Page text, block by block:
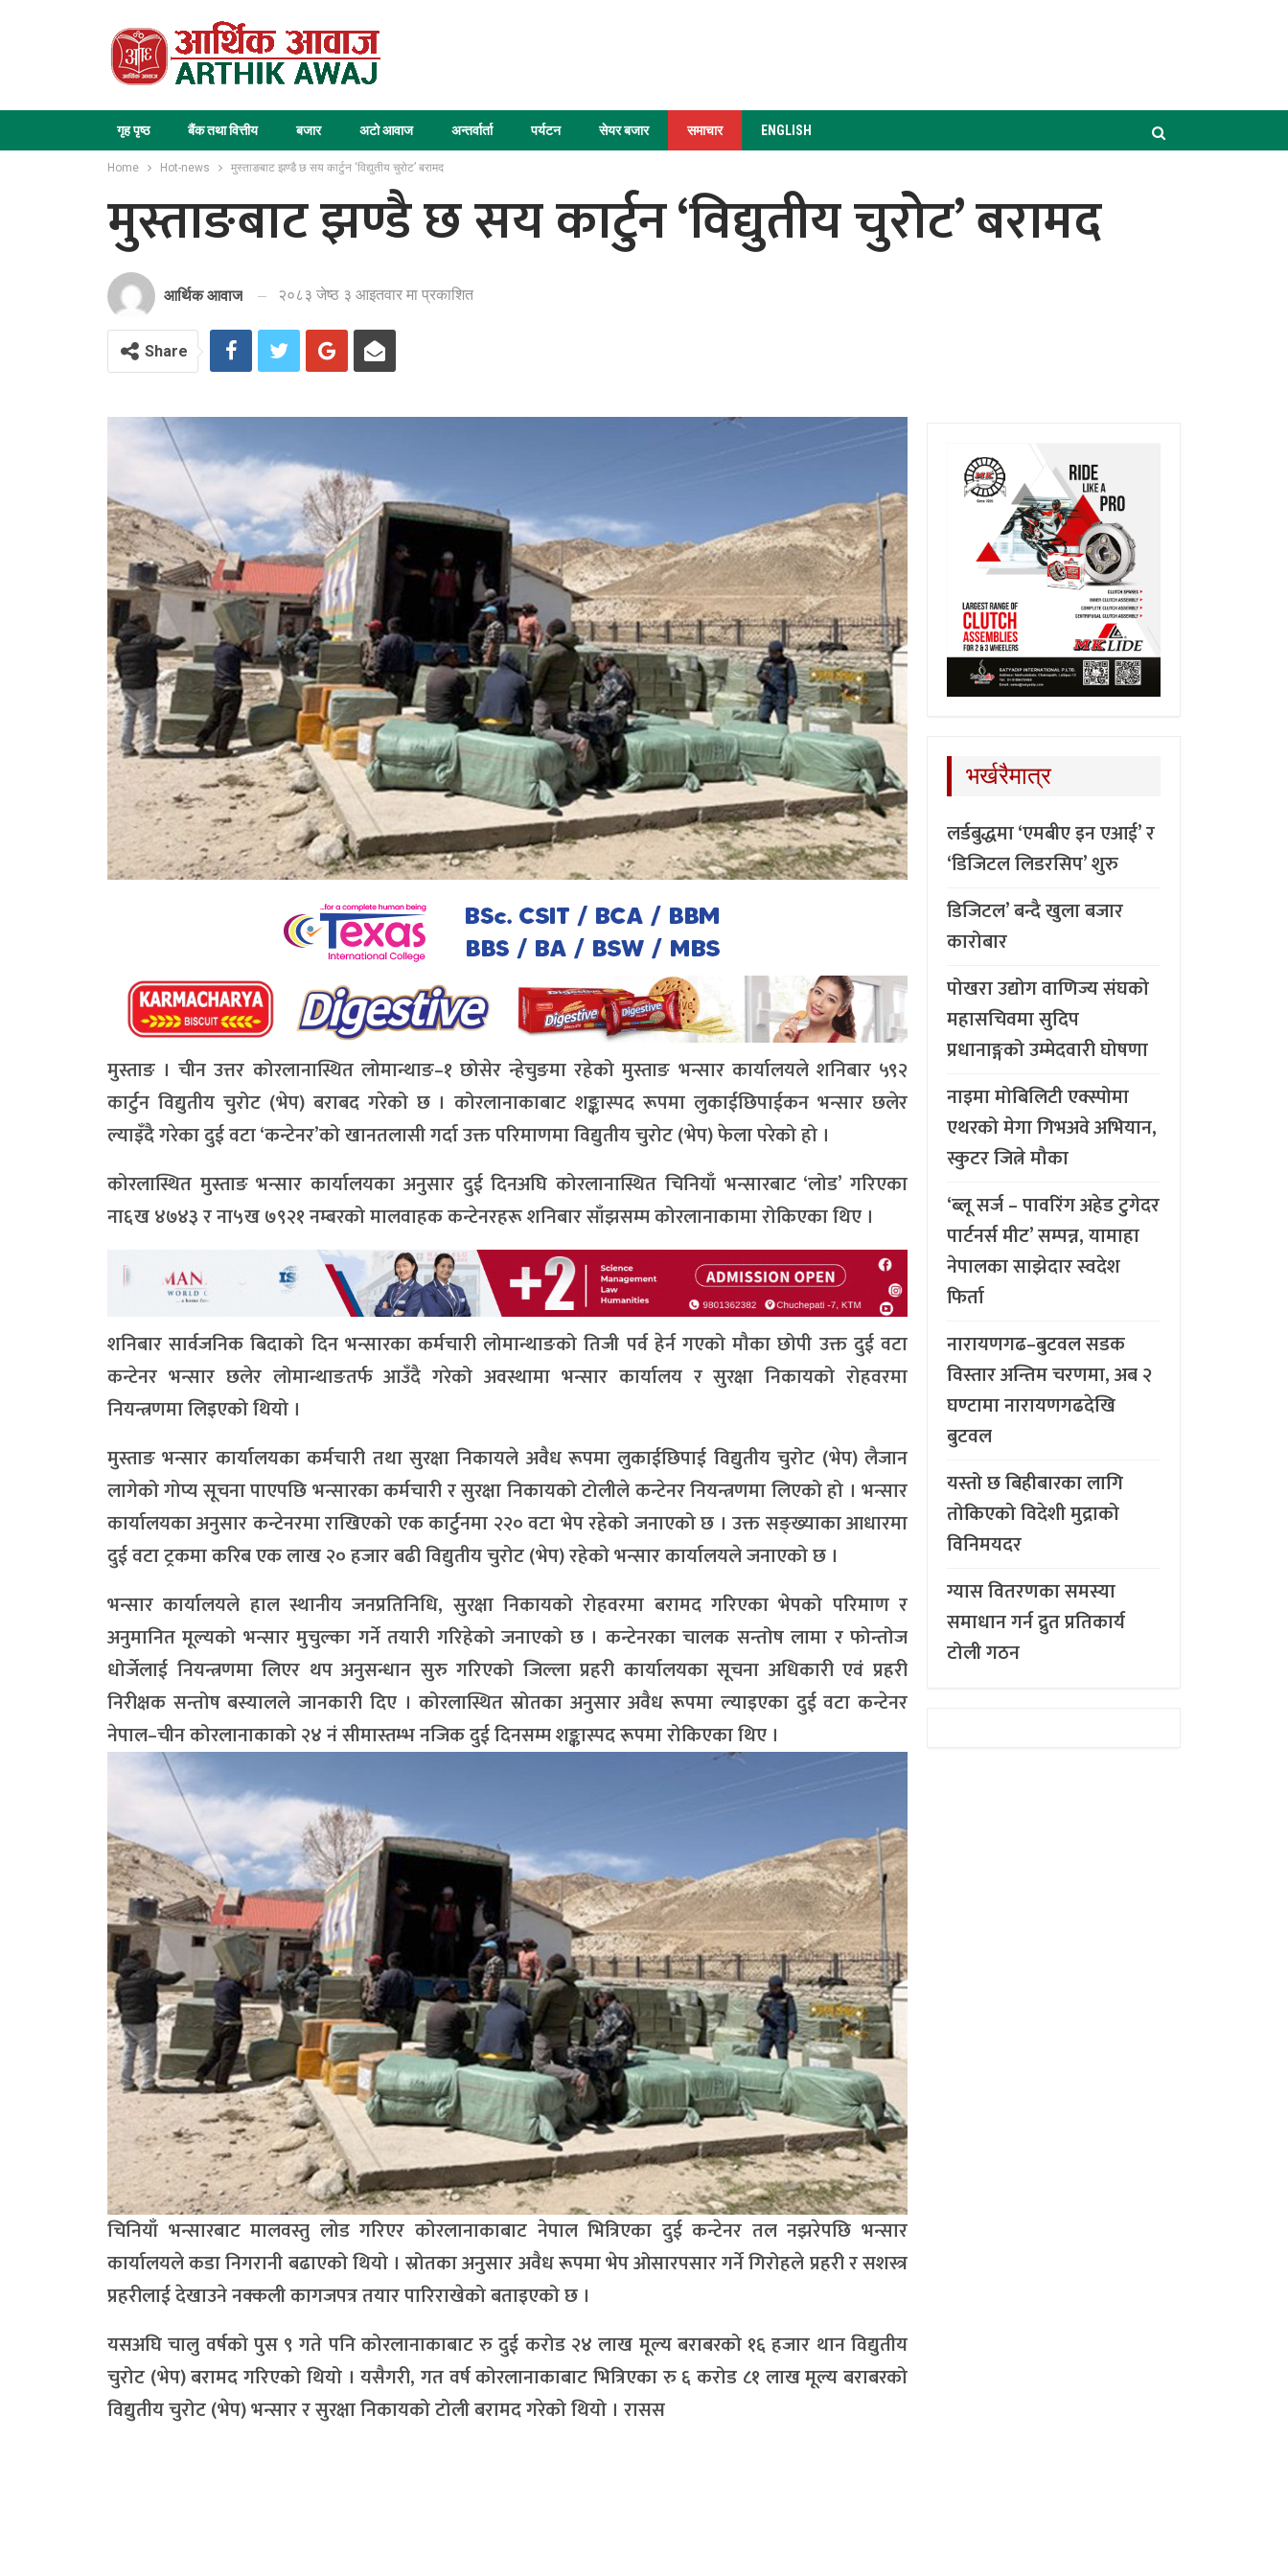
गृह पृष्ठ बैंक तथा वित्तीय बजार अटो आवाज अन्तर्वार्ता पर्यटन सेयर बजार समाचार ENGLISH
Home Hot-news मुस्ताङबाट झण्डै छ सय कार्टुन ‘विद्युतीय चुरोट’ बरामद
मुस्ताङबाट झण्डै छ सय कार्टुन ‘विद्युतीय चुरोट’ बरामद
आर्थिक आवाज २०८३ जेष्ठ ३ आइतवार मा प्रकाशित
Share
मुस्ताङ । चीन उत्तर कोरलानास्थित लोमान्थाङ–१ छोसेर न्हेचुङमा रहेको मुस्ताङ भन्सार कार्यालयले शनिबार ५९२
कार्टुन विद्युतीय चुरोट (भेप) बराबद गरेको छ । कोरलानाकाबाट शङ्कास्पद रूपमा लुकाईछिपाईकन भन्सार छलेर
ल्याइँदै गरेका दुई वटा ‘कन्टेनर’को खानतलासी गर्दा उक्त परिमाणमा विद्युतीय चुरोट (भेप) फेला परेको हो ।
कोरलास्थित मुस्ताङ भन्सार कार्यालयका अनुसार दुई दिनअघि कोरलानास्थित चिनियाँ भन्सारबाट ‘लोड’ गरिएका
ना६ख ४७४३ र ना५ख ७९२१ नम्बरको मालवाहक कन्टेनरहरू शनिबार साँझसम्म कोरलानाकामा रोकिएका थिए ।
शनिबार सार्वजनिक बिदाको दिन भन्सारका कर्मचारी लोमान्थाङको तिजी पर्व हेर्न गएको मौका छोपी उक्त दुई वटा
कन्टेनर भन्सार छलेर लोमान्थाङतर्फ आउँदै गरेको अवस्थामा भन्सार कार्यालय र सुरक्षा निकायको रोहवरमा
नियन्त्रणमा लिइएको थियो ।
मुस्ताङ भन्सार कार्यालयका कर्मचारी तथा सुरक्षा निकायले अवैध रूपमा लुकाईछिपाई विद्युतीय चुरोट (भेप) लैजान
लागेको गोप्य सूचना पाएपछि भन्सारका कर्मचारी र सुरक्षा निकायको टोलीले कन्टेनर नियन्त्रणमा लिएको हो । भन्सार
कार्यालयका अनुसार कन्टेनरमा राखिएको एक कार्टुनमा २२० वटा भेप रहेको जनाएको छ । उक्त सङ्ख्याका आधारमा
दुई वटा ट्रकमा करिब एक लाख २० हजार बढी विद्युतीय चुरोट (भेप) रहेको भन्सार कार्यालयले जनाएको छ ।
भन्सार कार्यालयले हाल स्थानीय जनप्रतिनिधि, सुरक्षा निकायको रोहवरमा बरामद गरिएका भेपको परिमाण र
अनुमानित मूल्यको भन्सार मुचुल्का गर्ने तयारी गरिहेको जनाएको छ । कन्टेनरका चालक सन्तोष लामा र फोन्तोज
धोर्जेलाई नियन्त्रणमा लिएर थप अनुसन्धान सुरु गरिएको जिल्ला प्रहरी कार्यालयका सूचना अधिकारी एवं प्रहरी
निरीक्षक सन्तोष बस्यालले जानकारी दिए । कोरलास्थित स्रोतका अनुसार अवैध रूपमा ल्याइएका दुई वटा कन्टेनर
नेपाल–चीन कोरलानाकाको २४ नं सीमास्तम्भ नजिक दुई दिनसम्म शङ्कास्पद रूपमा रोकिएका थिए ।
चिनियाँ भन्सारबाट मालवस्तु लोड गरिएर कोरलानाकाबाट नेपाल भित्रिएका दुई कन्टेनर तल नझरेपछि भन्सार
कार्यालयले कडा निगरानी बढाएको थियो । स्रोतका अनुसार अवैध रूपमा भेप ओसारपसार गर्ने गिरोहले प्रहरी र सशस्त्र
प्रहरीलाई देखाउने नक्कली कागजपत्र तयार पारिराखेको बताइएको छ ।
यसअघि चालु वर्षको पुस ९ गते पनि कोरलानाकाबाट रु दुई करोड २४ लाख मूल्य बराबरको १६ हजार थान विद्युतीय
चुरोट (भेप) बरामद गरिएको थियो । यसैगरी, गत वर्ष कोरलानाकाबाट भित्रिएका रु ६ करोड ८१ लाख मूल्य बराबरको
विद्युतीय चुरोट (भेप) भन्सार र सुरक्षा निकायको टोली बरामद गरेको थियो । रासस
भर्खरैमात्र
लर्डबुद्धमा ‘एमबीए इन एआई’ र
‘डिजिटल लिडरसिप’ शुरु
डिजिटल’ बन्दै खुला बजार
कारोबार
पोखरा उद्योग वाणिज्य संघको
महासचिवमा सुदिप
प्रधानाङ्गको उम्मेदवारी घोषणा
नाइमा मोबिलिटी एक्स्पोमा
एथरको मेगा गिभअवे अभियान,
स्कुटर जित्ने मौका
‘ब्लू सर्ज – पावरिंग अहेड टुगेदर
पार्टनर्स मीट’ सम्पन्न, यामाहा
नेपालका साझेदार स्वदेश
फिर्ता
नारायणगढ–बुटवल सडक
विस्तार अन्तिम चरणमा, अब २
घण्टामा नारायणगढदेखि
बुटवल
यस्तो छ बिहीबारका लागि
तोकिएको विदेशी मुद्राको
विनिमयदर
ग्यास वितरणका समस्या
समाधान गर्न द्रुत प्रतिकार्य
टोली गठन